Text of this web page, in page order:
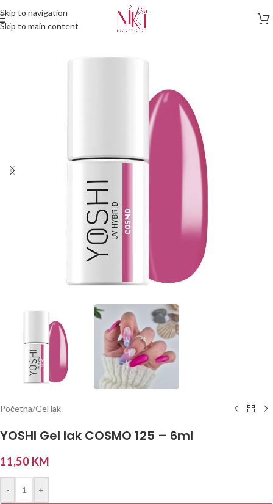
Skip to navigation
Skip to main content
Početna/Gel lak
YOSHI Gel lak COSMO 125 – 6ml
11,50 KM
- +